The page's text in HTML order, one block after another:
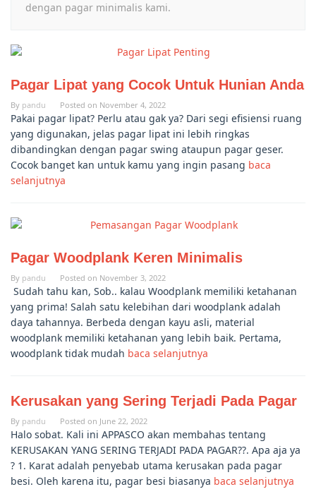
dengan pagar minimalis kami.
Pagar Lipat yang Cocok Untuk Hunian Anda
By pandu Posted on November 4, 2022
Pakai pagar lipat? Perlu atau gak ya? Dari segi efisiensi ruang
yang digunakan, jelas pagar lipat ini lebih ringkas
dibandingkan dengan pagar swing ataupun pagar geser.
Cocok banget kan untuk kamu yang ingin pasang baca
selanjutnya
Pagar Woodplank Keren Minimalis
By pandu Posted on November 3, 2022
Sudah tahu kan, Sob.. kalau Woodplank memiliki ketahanan
yang prima! Salah satu kelebihan dari woodplank adalah
daya tahannya. Berbeda dengan kayu asli, material
woodplank memiliki ketahanan yang lebih baik. Pertama,
woodplank tidak mudah baca selanjutnya
Kerusakan yang Sering Terjadi Pada Pagar
By pandu Posted on June 22, 2022
Halo sobat. Kali ini APPASCO akan membahas tentang
KERUSAKAN YANG SERING TERJADI PADA PAGAR??. Apa aja ya
? 1. Karat adalah penyebab utama kerusakan pada pagar
besi. Oleh karena itu, pagar besi biasanya baca selanjutnya